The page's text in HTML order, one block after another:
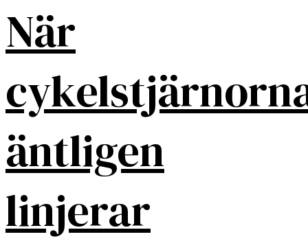
När
äntligen
linjerar